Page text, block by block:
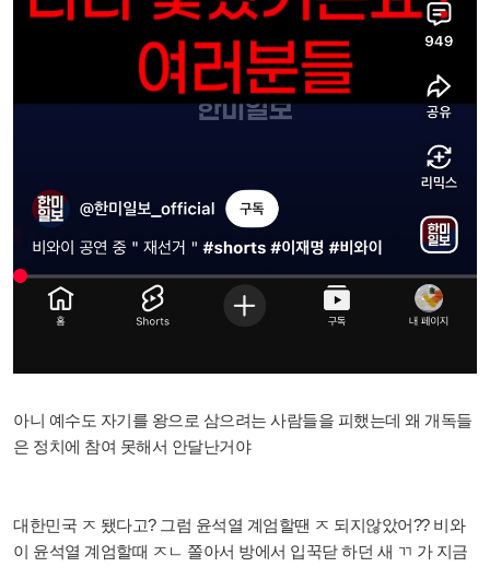
아니 예수도 자기를 왕으로 삼으려는 사람들을 피했는데 왜 개독들
은 정치에 참여 못해서 안달난거야
대한민국 ㅈ 됐다고? 그럼 윤석열 계엄할땐 ㅈ 되지않았어?? 비와
이 윤석열 계엄할때 ㅈㄴ 쫄아서 방에서 입꾹닫 하던 새 ㄲ 가 지금